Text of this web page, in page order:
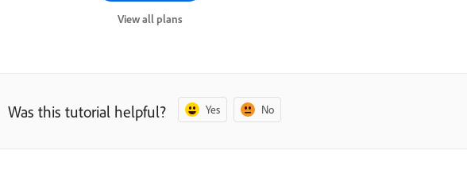
View all plans
Was this tutorial helpful? Yes No